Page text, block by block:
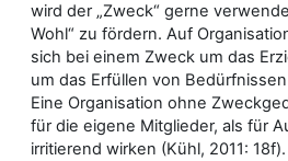
wird der „Zweck“ gerne
Wohl“ zu fördern. Auf
sich bei einem Zweck um das
um das Erfüllen von
Eine Organisation ohne
für die eigene Mitglieder, als für
irritierend wirken (Kühl, 2011: